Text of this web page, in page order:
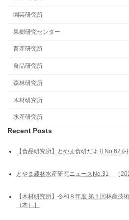
園芸研究所
果樹研究センター
畜産研究所
食品研究所
森林研究所
木材研究所
水産研究所
Recent Posts
【食品研究所】とやま食研だよりNo.62を
とやま農林水産研究ニュースNo.31 （
【木材研究所】令和８年度 第１回林産技
（木）］